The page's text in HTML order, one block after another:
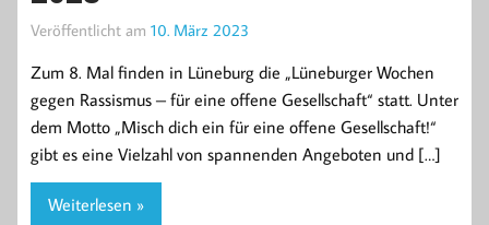
Veröffentlicht am 10. März 2023
Zum 8. Mal finden in Lüneburg die „Lüneburger Wochen
gegen Rassismus – für eine offene Gesellschaft“ statt. Unter
dem Motto „Misch dich ein für eine offene Gesellschaft!“
gibt es eine Vielzahl von spannenden Angeboten und […]
Weiterlesen »